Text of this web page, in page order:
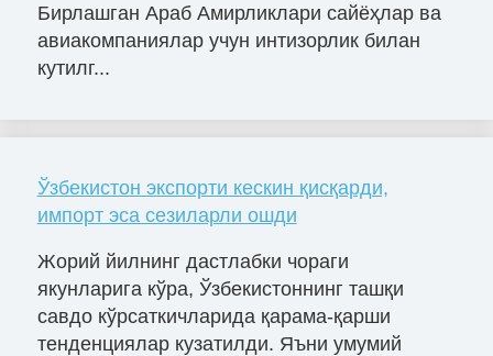
Бирлашган Араб Амирликлари сайёҳлар ва
авиакомпаниялар учун интизорлик билан
кутилг...
Ўзбекистон экспорти кескин қисқарди,
импорт эса сезиларли ошди
Жорий йилнинг дастлабки чораги
якунларига кўра, Ўзбекистоннинг ташқи
савдо кўрсаткичларида қарама-қарши
тенденциялар кузатилди. Яъни умумий